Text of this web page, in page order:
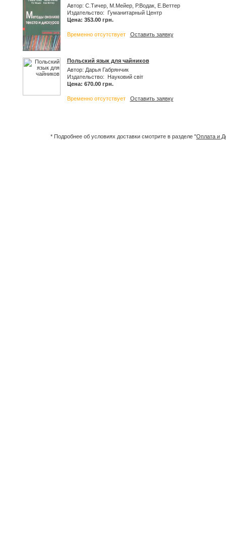
Автор: С.Тичер, М.Мейер, Р.Водак, Е.Веттер
Издательство: Гуманитарный Центр
Цена: 353.00 грн.
Временно отсутствует Оставить заявку
Польский язык для чайников
Автор: Дарья Габрянчик
Издательство: Науковий світ
Цена: 670.00 грн.
Временно отсутствует Оставить заявку
* Подробнее об условиях доставки смотрите в разделе "Оплата и